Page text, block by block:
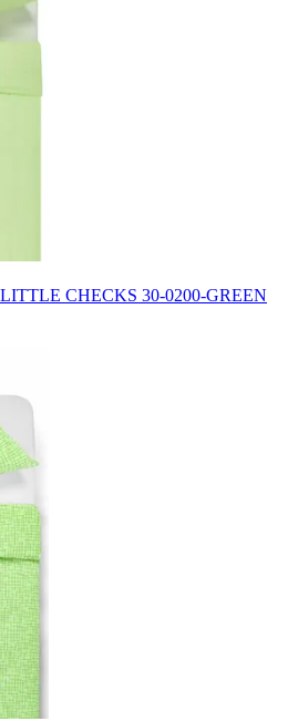
LITTLE CHECKS 30-0200-GREEN